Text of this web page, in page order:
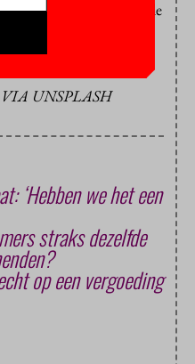
kabinet”, stelde
UNSPLASH
‘Hebben we het een
straks dezelfde
op een vergoeding